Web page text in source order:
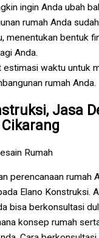
ingin Anda ubah
rumah Anda
menentukan bentuk
Anda.
estimasi waktu untuk
rumah Anda.
Jasa
perencanaan rumah
Elano Konstruksi.
bisa berkonsultasi
konsep rumah